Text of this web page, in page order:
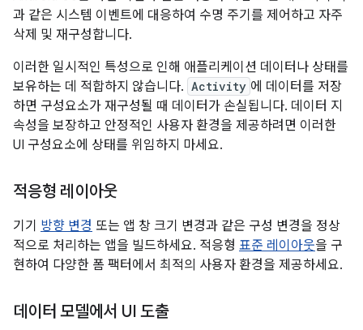
과 같은 시스템 이벤트에 대응하여 수명 주기를 제어하고 자주
삭제 및 재구성합니다.
이러한 일시적인 특성으로 인해 애플리케이션 데이터나 상태를
보유하는 데 적합하지 않습니다. Activity 에 데이터를 저장
하면 구성요소가 재구성될 때 데이터가 손실됩니다. 데이터 지
속성을 보장하고 안정적인 사용자 환경을 제공하려면 이러한
UI 구성요소에 상태를 위임하지 마세요.
적응형 레이아웃
기기 방향 변경 또는 앱 창 크기 변경과 같은 구성 변경을 정상
적으로 처리하는 앱을 빌드하세요. 적응형 표준 레이아웃을 구
현하여 다양한 폼 팩터에서 최적의 사용자 환경을 제공하세요.
데이터 모델에서 UI 도출